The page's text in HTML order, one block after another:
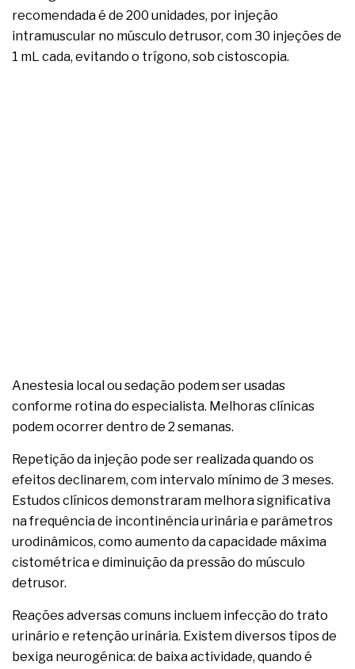
recomendada é de 200 unidades, por injeção
intramuscular no músculo detrusor, com 30 injeções de
1 mL cada, evitando o trígono, sob cistoscopia.
Anestesia local ou sedação podem ser usadas
conforme rotina do especialista. Melhoras clínicas
podem ocorrer dentro de 2 semanas.
Repetição da injeção pode ser realizada quando os
efeitos declinarem, com intervalo mínimo de 3 meses.
Estudos clínicos demonstraram melhora significativa
na frequência de incontinência urinária e parâmetros
urodinâmicos, como aumento da capacidade máxima
cistométrica e diminuição da pressão do músculo
detrusor.
Reações adversas comuns incluem infecção do trato
urinário e retenção urinária. Existem diversos tipos de
bexiga neurogénica: de baixa actividade, quando é